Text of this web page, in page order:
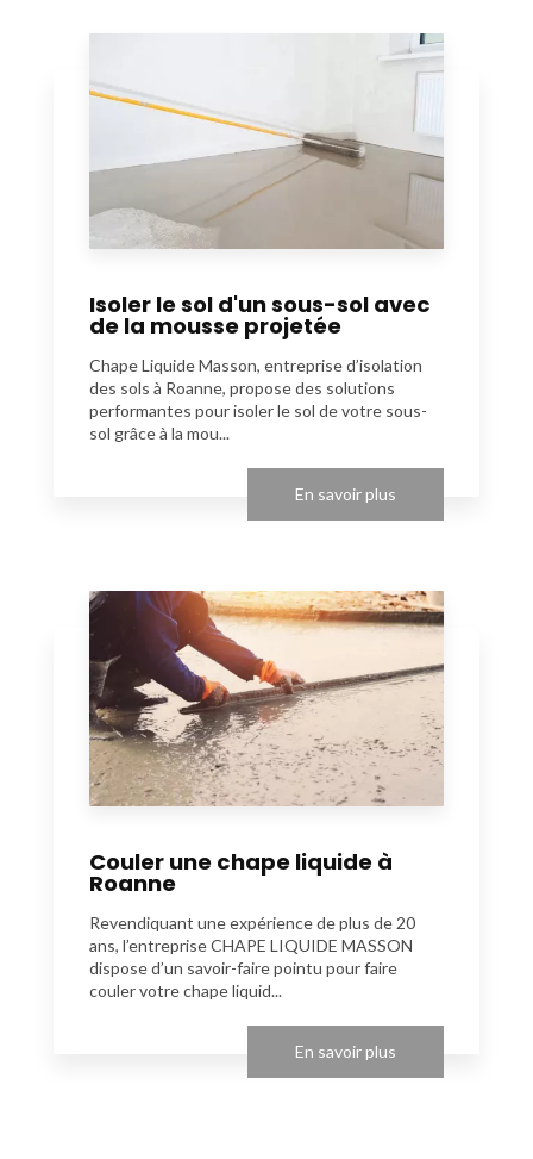
Isoler le sol d'un sous-sol avec
de la mousse projetée
Chape Liquide Masson, entreprise d’isolation
des sols à Roanne, propose des solutions
performantes pour isoler le sol de votre sous-
sol grâce à la mou...
En savoir plus
Couler une chape liquide à
Roanne
Revendiquant une expérience de plus de 20
ans, l’entreprise CHAPE LIQUIDE MASSON
dispose d’un savoir-faire pointu pour faire
couler votre chape liquid...
En savoir plus